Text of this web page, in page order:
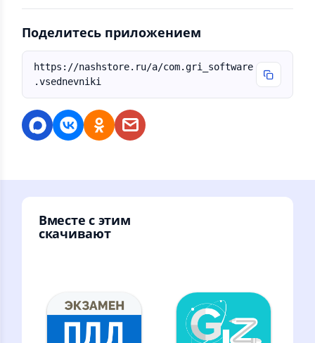
Поделитесь приложением
https://nashstore.ru/a/com.gri_software
.vsednevniki
Вместе с этим
скачивают